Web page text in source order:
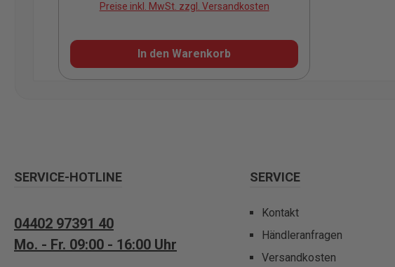
Preise inkl. MwSt. zzgl. Versandkosten
In den Warenkorb
SERVICE-HOTLINE
04402 97391 40
Mo. - Fr. 09:00 - 16:00 Uhr
SERVICE
Kontakt
Händleranfragen
Versandkosten